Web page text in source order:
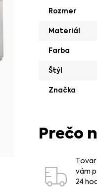
Rozmer
Materiál
Farba
Štýl
Značka
Prečo
vám
24